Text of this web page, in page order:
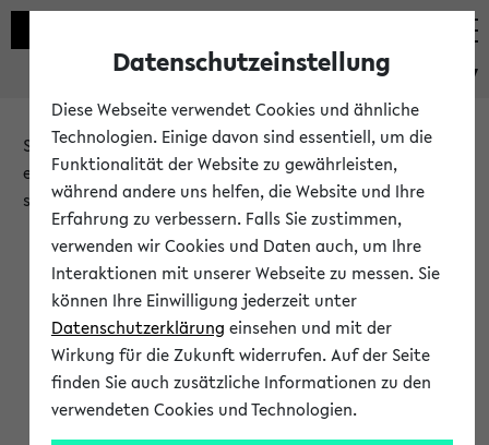
eKVV
Sie möchten auf eine eKVV Funktion zugreifen, die Ihnen
erst nach einer Anmeldung am System zur Verfügung
steht.
Bitte melden Sie sich an:
Anmeldung am eKVV
Datenschutzeinstellung
Diese Webseite verwendet Cookies und ähnliche
Technologien. Einige davon sind essentiell, um die
Funktionalität der Website zu gewährleisten,
während andere uns helfen, die Website und Ihre
Erfahrung zu verbessern. Falls Sie zustimmen,
verwenden wir Cookies und Daten auch, um Ihre
Interaktionen mit unserer Webseite zu messen. Sie
können Ihre Einwilligung jederzeit unter
Datenschutzerklärung einsehen und mit der
Wirkung für die Zukunft widerrufen. Auf der Seite
finden Sie auch zusätzliche Informationen zu den
verwendeten Cookies und Technologien.